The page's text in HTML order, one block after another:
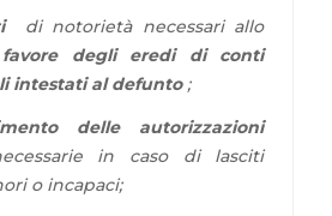
di notorietà necessari allo
degli eredi di conti
intestati al defunto ;
delle autorizzazioni
in caso di lasciti
o incapaci;